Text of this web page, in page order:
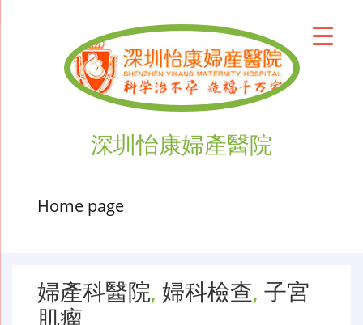
深圳怡康婦產醫院
Home page
婦產科醫院, 婦科檢查, 子宮
肌瘤